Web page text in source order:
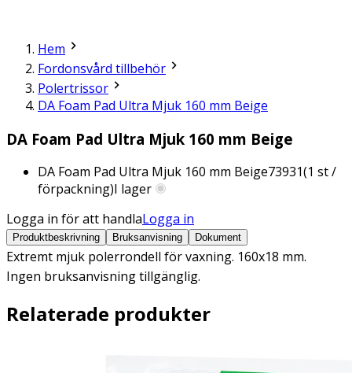
Hem
Fordonsvård tillbehör
Polertrissor
DA Foam Pad Ultra Mjuk 160 mm Beige
DA Foam Pad Ultra Mjuk 160 mm Beige
DA Foam Pad Ultra Mjuk 160 mm Beige73931(1 st /
förpackning)I lager
Logga in för att handlaLogga in
Produktbeskrivning Bruksanvisning Dokument
Extremt mjuk polerrondell för vaxning. 160x18 mm.
Ingen bruksanvisning tillgänglig.
Relaterade produkter